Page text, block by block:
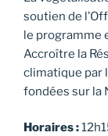
soutien de
le programme
Accroître la
climatique par
fondées sur la
Horaires :